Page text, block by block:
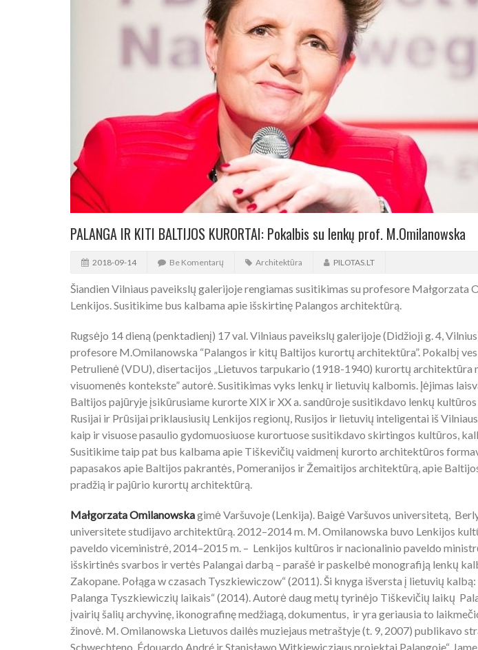
PALANGA IR KITI BALTIJOS KURORTAI: Pokalbis su lenkų prof. M.Omilanowska
2018-09-14 Be Komentarų Architektūra PILOTAS.LT
Šiandien Vilniaus paveikslų galerijoje rengiamas susitikimas su profesore Małgorzata
Lenkijos. Susitikime bus kalbama apie išskirtinę Palangos architektūrą.
Rugsėjo 14 dieną (penktadienį) 17 val. Vilniaus paveikslų galerijoje (Didžioji g. 4,
profesore M.Omilanowska “Palangos ir kitų Baltijos kurortų architektūra”. Pokalbį
Petrulienė (VDU), disertacijos „Lietuvos tarpukario (1918-1940) kurortų architektūra
visuomenės kontekste” autorė. Susitikimas vyks lenkų ir lietuvių kalbomis. Įėjimas
Baltijos pajūryje įsikūrusiame kurorte XIX ir XX a. sandūroje susitikdavo lenkų
Rusijai ir Prūsijai priklausiusių Lenkijos regionų, Rusijos ir lietuvių inteligentai iš
kaip ir visuose pasaulio gydomuosiuose kurortuose susitikdavo skirtingos kultūros,
Susitikime taip pat bus kalbama apie Tiškevičių vaidmenį kurorto architektūros
papasakos apie Baltijos pakrantės, Pomeranijos ir Žemaitijos architektūrą, apie
pradžią ir pajūrio kurortų architektūrą.
Małgorzata Omilanowskagimė Varšuvoje (Lenkija). Baigė Varšuvos universitetą,
universitete studijavo architektūrą. 2012–2014 m. M. Omilanowska buvo Lenkijos
paveldo viceministrė, 2014–2015 m. – Lenkijos kultūros ir nacionalinio paveldo
išskirtinės svarbos ir vertės Palangai darbą – parašė ir paskelbė monografiją lenkų
Zakopane. Połąga w czasach Tyszkiewiczow“ (2011). Ši knyga išversta į lietuvių
Palanga Tyszkiewiczių laikais“ (2014). Autorė daug metų tyrinėjo Tiškevičių laikų
įvairių šalių archyvinę, ikonografinę medžiagą, dokumentus, ir yra geriausia to
žinovė. M. Omilanowska Lietuvos dailės muziejaus metraštyje (t. 9, 2007) publikavo
Schwechteno, Édouardo André ir Stanisławo Witkiewicziaus projektai Palangoje“.